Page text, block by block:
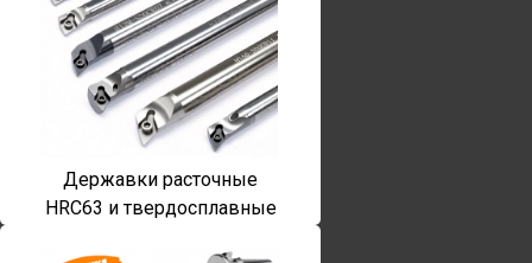
Державки расточные
HRC63 и твердосплавные